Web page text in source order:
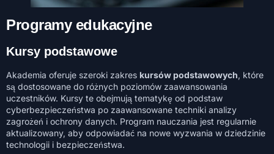
Programy edukacyjne
Kursy podstawowe
Akademia oferuje szeroki zakres kursów podstawowych, które
są dostosowane do różnych poziomów zaawansowania
uczestników. Kursy te obejmują tematykę od podstaw
cyberbezpieczeństwa po zaawansowane techniki analizy
zagrożeń i ochrony danych. Program nauczania jest regularnie
aktualizowany, aby odpowiadać na nowe wyzwania w dziedzinie
technologii i bezpieczeństwa.